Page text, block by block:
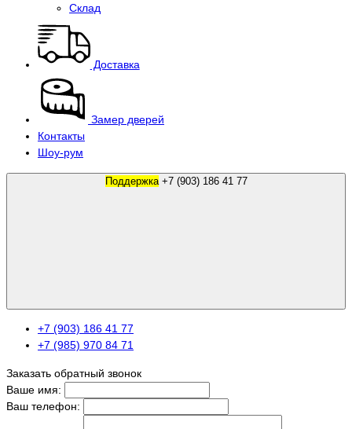
Склад
Доставка
Замер дверей
Контакты
Шоу-рум
Поддержка +7 (903) 186 41 77
+7 (903) 186 41 77
+7 (985) 970 84 71
Заказать обратный звонок
Ваше имя:
Ваш телефон: